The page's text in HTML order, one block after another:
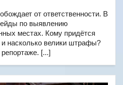
от ответственности. В
по выявлению
местах. Кому придётся
и насколько велики штрафы?
[...]